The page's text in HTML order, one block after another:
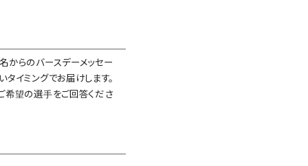
からのバースデーメッセー
イミングでお届けします。
希望の選手をご回答くださ